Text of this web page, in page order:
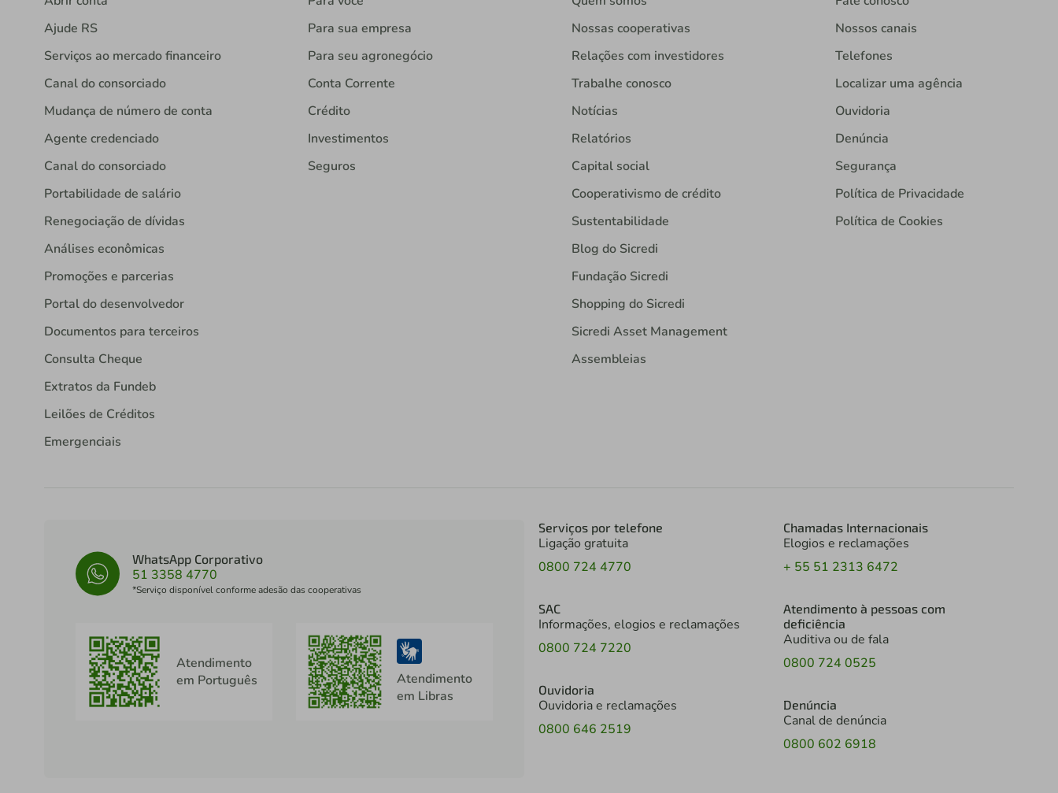
Ajude RS
Serviços ao mercado financeiro
Canal do consorciado
Mudança de número de conta
Agente credenciado
Canal do consorciado
Portabilidade de salário
Renegociação de dívidas
Análises econômicas
Promoções e parcerias
Portal do desenvolvedor
Documentos para terceiros
Consulta Cheque
Extratos da Fundeb
Leilões de Créditos
Emergenciais
Para sua empresa
Para seu agronegócio
Conta Corrente
Crédito
Investimentos
Seguros
Nossas cooperativas
Relações com investidores
Trabalhe conosco
Notícias
Relatórios
Capital social
Cooperativismo de crédito
Sustentabilidade
Blog do Sicredi
Fundação Sicredi
Shopping do Sicredi
Sicredi Asset Management
Assembleias
Nossos canais
Telefones
Localizar uma agência
Ouvidoria
Denúncia
Segurança
Política de Privacidade
Política de Cookies
WhatsApp Corporativo
51 3358 4770
*Serviço disponível conforme adesão das cooperativas
Atendimento
em Português
Atendimento
em Libras
Serviços por telefone
Ligação gratuita
0800 724 4770
SAC
Informações, elogios e reclamações
0800 724 7220
Ouvidoria
Ouvidoria e reclamações
0800 646 2519
Chamadas Internacionais
Elogios e reclamações
+ 55 51 2313 6472
Atendimento à pessoas com
deficiência
Auditiva ou de fala
0800 724 0525
Denúncia
Canal de denúncia
0800 602 6918